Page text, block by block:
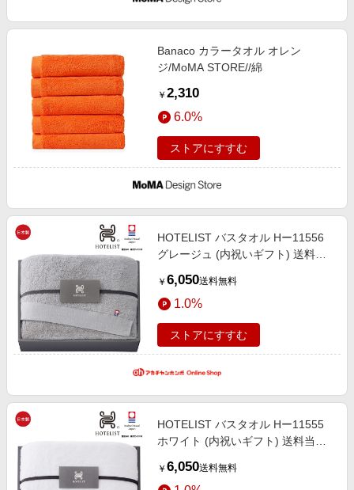
Banaco カラータオル オレン
ジ/MoMA STORE//綿
￥ 2,310
6.0%
ストアにすすむ
HOTELIST バスタオル Hー11556
グレージュ (内祝いギフト) 送料当
雑貨・タオルギフト 今治タオル
￥ 6,050送料無料
1.0%
ストアにすすむ
HOTELIST バスタオル Hー11555
ホワイト (内祝いギフト) 送料当社
貨・タオルギフト 今治タオル
￥ 6,050送料無料